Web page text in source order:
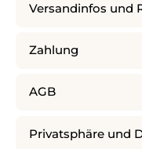
Versandinfos und
Zahlung
AGB
Privatsphäre und